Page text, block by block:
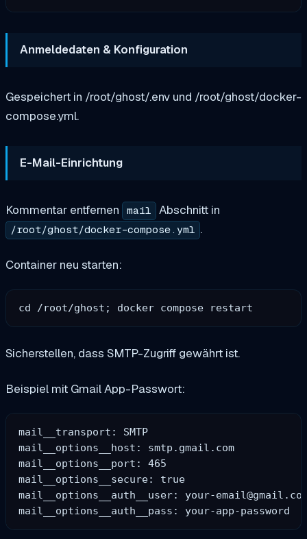
Anmeldedaten & Konfiguration
Gespeichert in /root/ghost/.env und /root/ghost/docker-
compose.yml.
E-Mail-Einrichtung
Kommentar entfernen mail Abschnitt in
/root/ghost/docker-compose.yml .
Container neu starten:
Sicherstellen, dass SMTP-Zugriff gewährt ist.
Beispiel mit Gmail App-Passwort:
mail__transport: SMTP
mail__options__host: smtp.gmail.com
mail__options__port: 465
mail__options__secure: true
mail__options__auth__user: your-